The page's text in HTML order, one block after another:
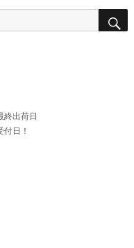
終出荷日
日！